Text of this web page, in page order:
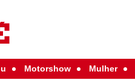
Motorshow Mulher